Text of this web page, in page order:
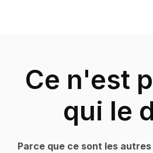
Ce n'est
qui le
Parce que ce sont les